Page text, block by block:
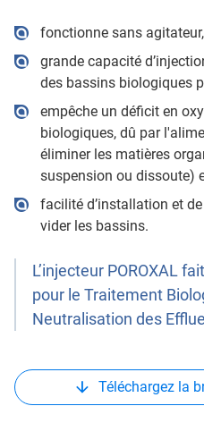
fonctionne sans agitateur,
grande capacité
des bassins biologiques
empêche un déficit en
biologiques, dû par
éliminer les matières
suspension ou dissoute)
facilité d’installation et
vider les bassins.
L’injecteur POROXAL
pour le Traitement
Neutralisation des
Téléchargez la